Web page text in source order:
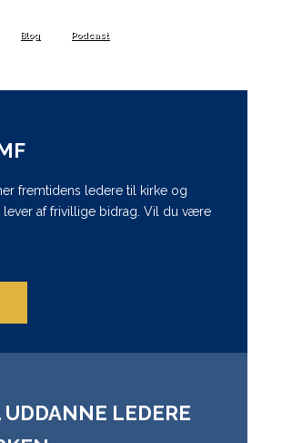
Blog Podcast
fremtidens ledere til kirke og
lever af frivillige bidrag. Vil du være
UDDANNE LEDERE